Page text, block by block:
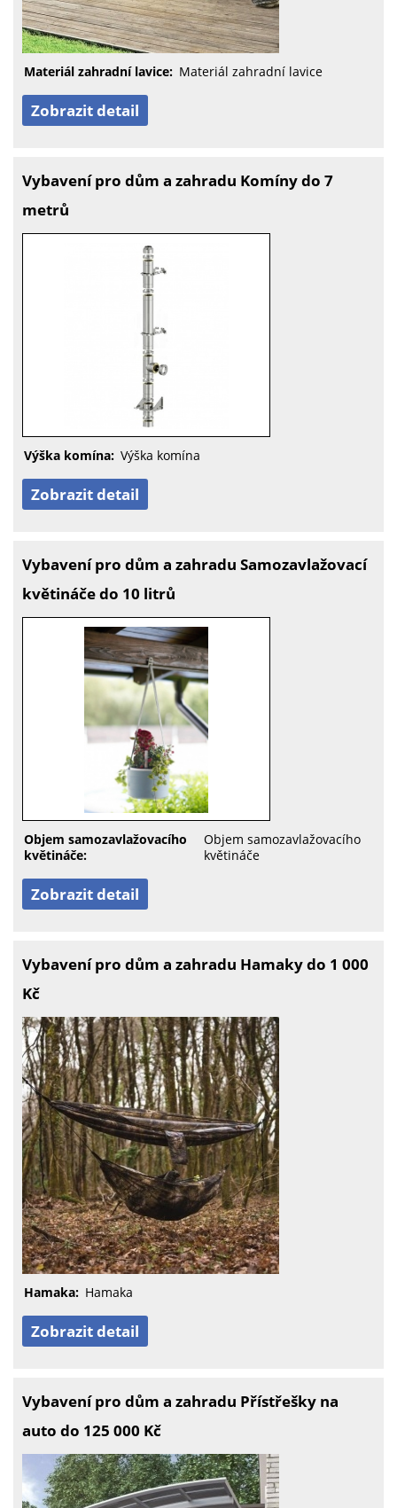
Materiál zahradní lavice: Materiál zahradní lavice
Zobrazit detail
Vybavení pro dům a zahradu Komíny do 7
metrů
Výška komína: Výška komína
Zobrazit detail
Vybavení pro dům a zahradu Samozavlažovací
květináče do 10 litrů
Objem samozavlažovacího
květináče:
Objem samozavlažovacího
květináče
Zobrazit detail
Vybavení pro dům a zahradu Hamaky do 1 000
Kč
Hamaka: Hamaka
Zobrazit detail
Vybavení pro dům a zahradu Přístřešky na
auto do 125 000 Kč